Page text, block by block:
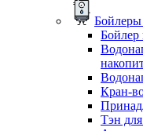
Бойлеры
Бойлер
Кран-
Тэн